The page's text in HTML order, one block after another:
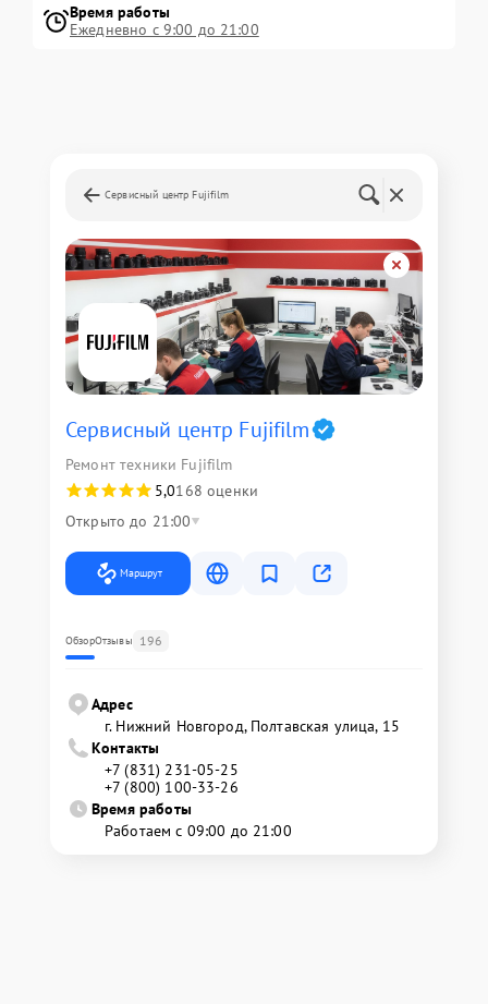
Время работы
Ежедневно с 9:00 до 21:00
Сервисный центр Fujifilm
Сервисный центр Fujifilm
Ремонт техники Fujifilm
5,0168 оценки
Открыто до 21:00
Маршрут
ОбзорОтзывы 196
Адрес
г. Нижний Новгород, Полтавская улица, 15
Контакты
+7 (831) 231-05-25
+7 (800) 100-33-26
Время работы
Работаем с 09:00 до 21:00